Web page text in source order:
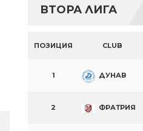
ВТОРА ЛИГА
ПОЗИЦИЯ CLUB
1 ДУНАВ
2 ФРАТРИЯ